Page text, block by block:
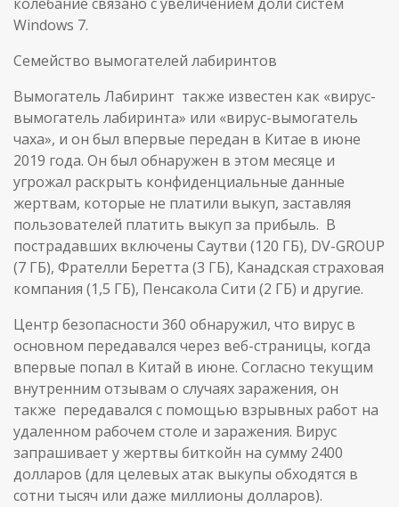
колебание связано с увеличением доли систем
Windows 7.
Семейство вымогателей лабиринтов
Вымогатель Лабиринт также известен как «вирус-
вымогатель лабиринта» или «вирус-вымогатель
чаха», и он был впервые передан в Китае в июне
2019 года. Он был обнаружен в этом месяце и
угрожал раскрыть конфиденциальные данные
жертвам, которые не платили выкуп, заставляя
пользователей платить выкуп за прибыль. В
пострадавших включены Саутви (120 ГБ), DV-GROUP
(7 ГБ), Фрателли Беретта (3 ГБ), Канадская страховая
компания (1,5 ГБ), Пенсакола Сити (2 ГБ) и другие.
Центр безопасности 360 обнаружил, что вирус в
основном передавался через веб-страницы, когда
впервые попал в Китай в июне. Согласно текущим
внутренним отзывам о случаях заражения, он
также передавался с помощью взрывных работ на
удаленном рабочем столе и заражения. Вирус
запрашивает у жертвы биткойн на сумму 2400
долларов (для целевых атак выкупы обходятся в
сотни тысяч или даже миллионы долларов).